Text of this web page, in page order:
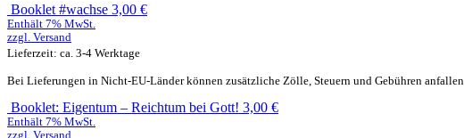
Booklet #wachse 3,00 €
Enthält 7% MwSt.
zzgl. Versand
Lieferzeit: ca. 3-4 Werktage
Bei Lieferungen in Nicht-EU-Länder können zusätzliche Zölle, Steuern und Gebühren anfallen.
Booklet: Eigentum – Reichtum bei Gott! 3,00 €
Enthält 7% MwSt.
zzgl. Versand